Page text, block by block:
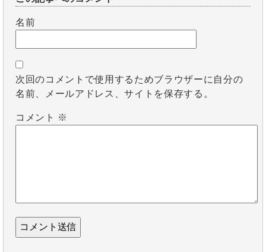
名前
次回のコメントで使用するためブラウザーに自分の
名前、メールアドレス、サイトを保存する。
コメント ※